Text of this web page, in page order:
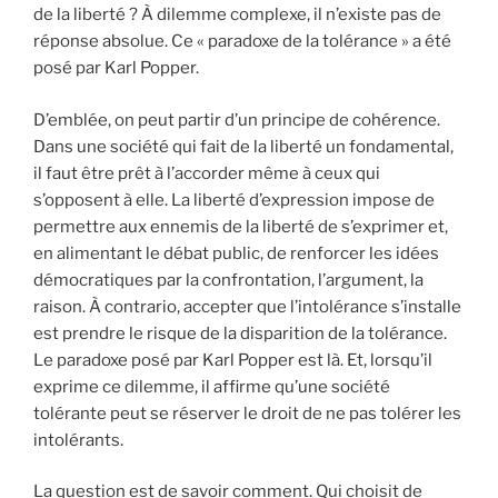
de la liberté ? À dilemme complexe, il n’existe pas de
réponse absolue. Ce « paradoxe de la tolérance » a été
posé par Karl Popper.
D’emblée, on peut partir d’un principe de cohérence.
Dans une société qui fait de la liberté un fondamental,
il faut être prêt à l’accorder même à ceux qui
s’opposent à elle. La liberté d’expression impose de
permettre aux ennemis de la liberté de s’exprimer et,
en alimentant le débat public, de renforcer les idées
démocratiques par la confrontation, l’argument, la
raison. À contrario, accepter que l’intolérance s’installe
est prendre le risque de la disparition de la tolérance.
Le paradoxe posé par Karl Popper est là. Et, lorsqu’il
exprime ce dilemme, il affirme qu’une société
tolérante peut se réserver le droit de ne pas tolérer les
intolérants.
La question est de savoir comment. Qui choisit de